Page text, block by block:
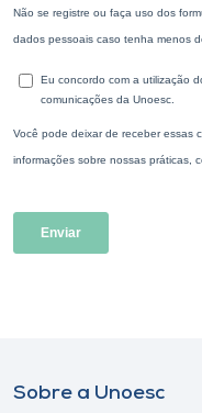
Sobre a Unoesc